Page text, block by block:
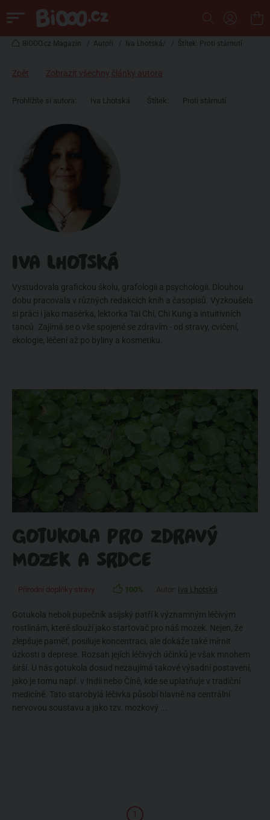
BiOOO.cz Magazin / Autoři / Iva Lhotská/ / Štítek: Proti stárnutí
Zpět Zobrazit všechny články autora
Prohlížíte si autora: Iva Lhotská Štítek: Proti stárnutí
IVA LHOTSKÁ
Vystudovala grafickou školu, grafologii a psychologii. Dlouhou
dobu pracovala v různých redakcích knih a časopisů. Vyzkoušela
si práci i jako masérka, lektorka Tai Chi, Chi Kung a intuitivních
tanců. Zajímá se o vše spojené se zdravím - od stravy, cvičení,
ekologie, léčení až po byliny a kosmetiku.
GOTUKOLA PRO ZDRAVÝ
MOZEK A SRDCE
Přírodní doplňky stravy 100% Iva Lhotská
Gotukola neboli pupečník asijský patří k významným léčivým
rostlinám, které slouží jako startovač pro náš mozek. Nejen, že
zlepšuje paměť, posiluje koncentraci, ale dokáže také mírnit
úzkosti a deprese. Rozsah jejích léčivých účinků je však mnohem
širší. U nás gotukola dosud nezaujímá takové výsadní postavení,
jako je tomu např. v Indii nebo Číně, kde se uplatňuje v tradiční
medicíně. Tato starobylá léčivka působí hlavně na centrální
nervovou soustavu a jako tzv. mozkový ...
1